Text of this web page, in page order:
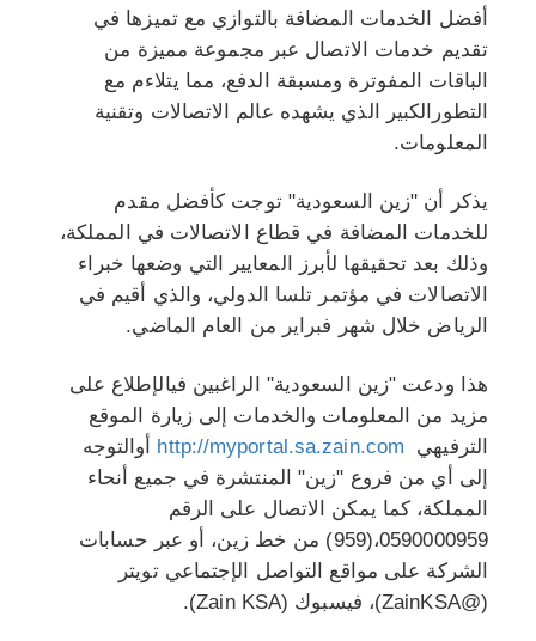
أفضل الخدمات المضافة بالتوازي مع تميزها في
تقديم خدمات الاتصال عبر مجموعة مميزة من
الباقات المفوترة ومسبقة الدفع، مما يتلاءم مع
التطورالكبير الذي يشهده عالم الاتصالات وتقنية
المعلومات.
يذكر أن "زين السعودية" توجت كأفضل مقدم
للخدمات المضافة في قطاع الاتصالات في المملكة،
وذلك بعد تحقيقها لأبرز المعايير التي وضعها خبراء
الاتصالات في مؤتمر تلسا الدولي، والذي أقيم في
الرياض خلال شهر فبراير من العام الماضي.
هذا ودعت "زين السعودية" الراغبين فيالإطلاع على
مزيد من المعلومات والخدمات إلى زيارة الموقع
الترفيهي http://myportal.sa.zain.com أوالتوجه
إلى أي من فروع "زين" المنتشرة في جميع أنحاء
المملكة، كما يمكن الاتصال على الرقم
0590000959،(959) من خط زين، أو عبر حسابات
الشركة على مواقع التواصل الإجتماعي تويتر
(@ZainKSA)، فيسبوك (Zain KSA).